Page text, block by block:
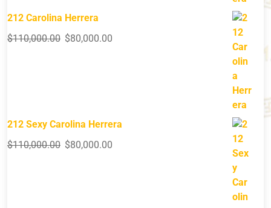
212 Carolina Herrera
$110,000.00 $80,000.00
212 Sexy Carolina Herrera
$110,000.00 $80,000.00